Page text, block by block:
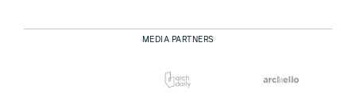
MEDIA PARTNERS